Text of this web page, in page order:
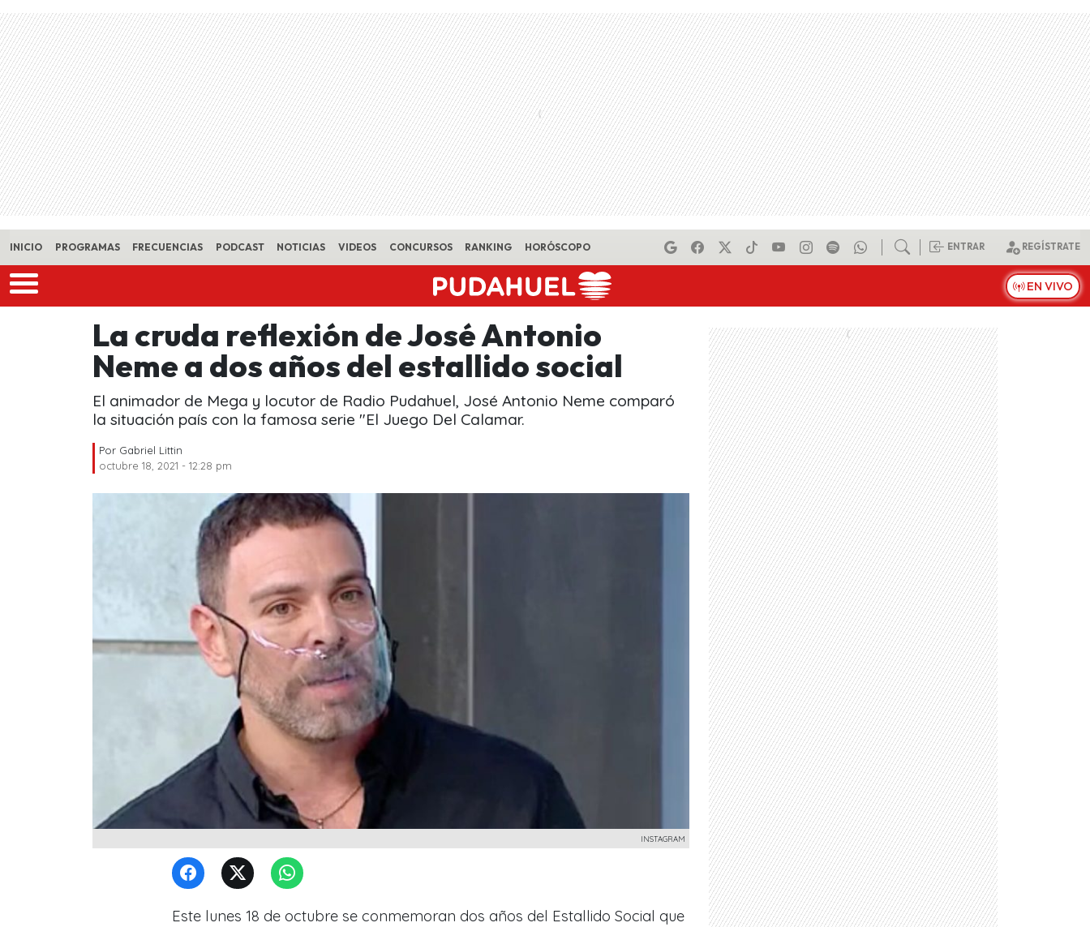
Skip to main content
INICIO PROGRAMAS FRECUENCIAS PODCAST NOTICIAS VIDEOS CONCURSOS RANKING HORÓSCOPO ENTRAR REGÍSTRATE
EN VIVO
La cruda reflexión de José Antonio
Neme a dos años del estallido social
El animador de Mega y locutor de Radio Pudahuel, José Antonio Neme comparó
la situación país con la famosa serie "El Juego Del Calamar.
Por Gabriel Littin
octubre 18, 2021 - 12:28 pm
INSTAGRAM
Este lunes 18 de octubre se conmemoran dos años del Estallido Social que